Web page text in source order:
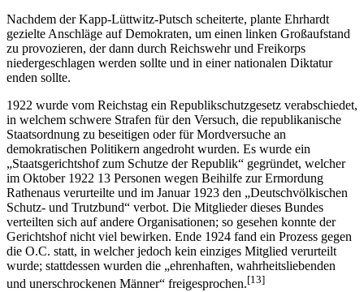
Nachdem der Kapp-Lüttwitz-Putsch scheiterte, plante Ehrhardt
gezielte Anschläge auf Demokraten, um einen linken Großaufstand
zu provozieren, der dann durch Reichswehr und Freikorps
niedergeschlagen werden sollte und in einer nationalen Diktatur
enden sollte.
1922 wurde vom Reichstag ein Republikschutzgesetz verabschiedet,
in welchem schwere Strafen für den Versuch, die republikanische
Staatsordnung zu beseitigen oder für Mordversuche an
demokratischen Politikern angedroht wurden. Es wurde ein
„Staatsgerichtshof zum Schutze der Republik“ gegründet, welcher
im Oktober 1922 13 Personen wegen Beihilfe zur Ermordung
Rathenaus verurteilte und im Januar 1923 den „Deutschvölkischen
Schutz- und Trutzbund“ verbot. Die Mitglieder dieses Bundes
verteilten sich auf andere Organisationen; so gesehen konnte der
Gerichtshof nicht viel bewirken. Ende 1924 fand ein Prozess gegen
die O.C. statt, in welcher jedoch kein einziges Mitglied verurteilt
wurde; stattdessen wurden die „ehrenhaften, wahrheitsliebenden
und unerschrockenen Männer“ freigesprochen.[13]